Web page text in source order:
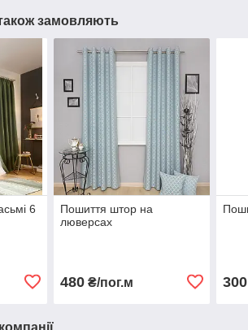
замовляють
6
Пошиття штор на
люверсах
480₴/пог.м 300